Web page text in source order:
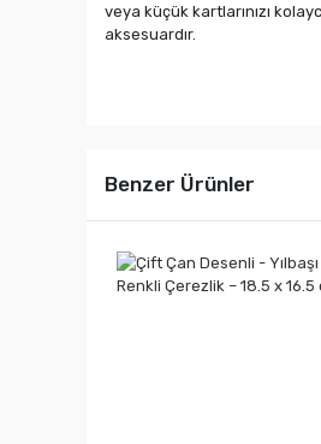
veya küçük kartlarınızı
aksesuardır.
Benzer Ürünler